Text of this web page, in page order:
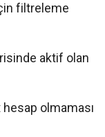
filtreleme
aktif olan
hesap olmaması